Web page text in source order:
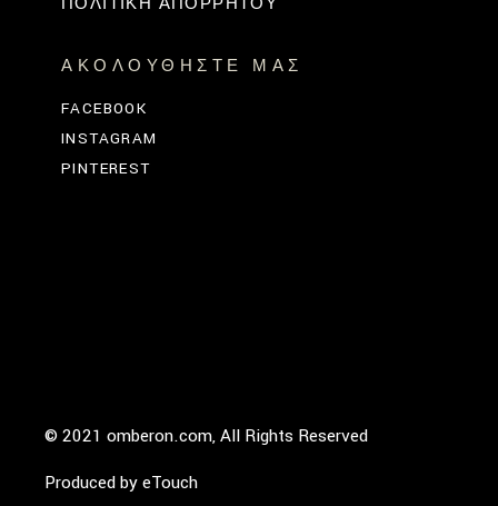
ΑΚΟΛΟΥΘΉΣΤΕ ΜΑΣ
FACEBOOK
INSTAGRAM
PINTEREST
© 2021 omberon.com, All Rights Reserved
Produced byeTouch